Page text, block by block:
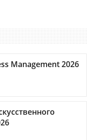
Management 2026